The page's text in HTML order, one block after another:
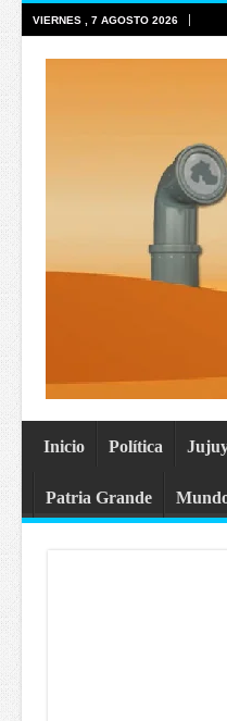
VIERNES , 7 AGOSTO 2026
Inicio Política
Patria Grande